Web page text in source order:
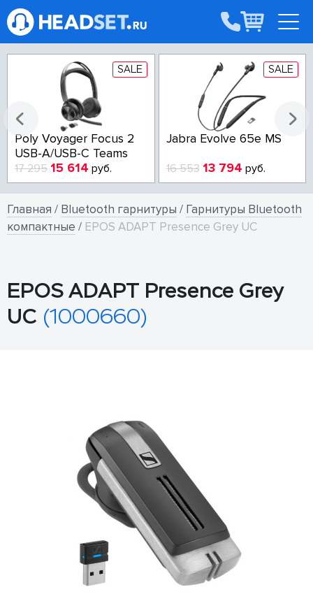
SALE
Poly Voyager Focus 2
USB-A/USB-C Teams
17 295 15 614 руб.
SALE
Jabra Evolve 65e MS
16 553 13 794 руб.
Главная / Bluetooth гарнитуры / Гарнитуры Bluetooth
компактные / EPOS ADAPT Presence Grey UC
EPOS ADAPT Presence Grey
UC (1000660)